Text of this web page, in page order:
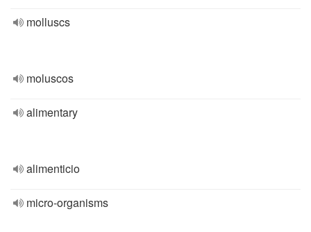
molluscs
moluscos
alimentary
alimenticio
micro-organisms